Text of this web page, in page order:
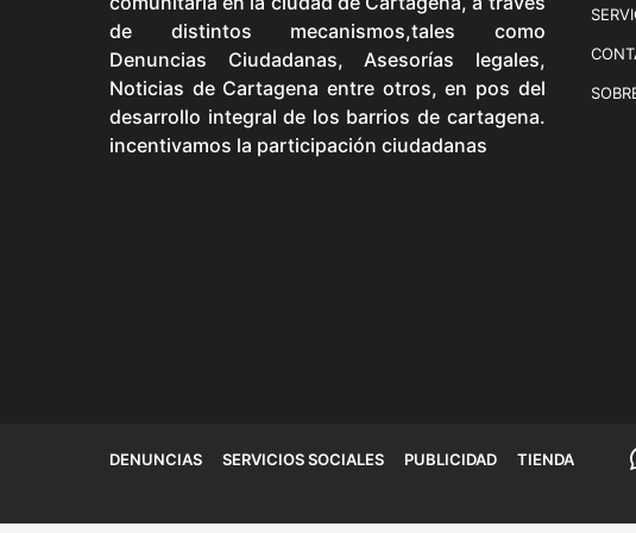
de distintos mecanismos,tales como
Denuncias Ciudadanas, Asesorías legales,
Noticias de Cartagena entre otros, en pos del
desarrollo integral de los barrios de cartagena.
incentivamos la participación ciudadanas
DENUNCIAS SERVICIOS SOCIALES PUBLICIDAD TIENDA